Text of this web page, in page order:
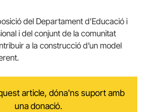
del Departament d’Educació i
i del conjunt de la comunitat
a la construcció d’un model
article, dóna'ns suport amb
una donació.